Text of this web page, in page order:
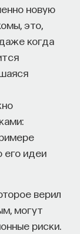
новую
это,
когда
его идеи
верил
могут
риски.